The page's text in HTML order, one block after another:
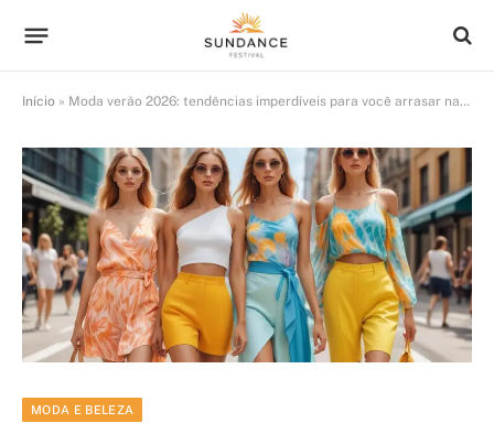
Início » Moda verão 2026: tendências imperdíveis para você arrasar na estação quente
MODA E BELEZA